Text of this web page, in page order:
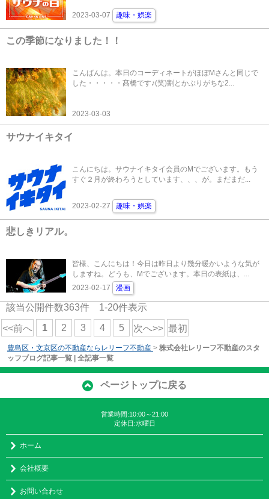
2023-03-07
趣味・娯楽
この季節になりました！！
こんばんは。本日のコーディネートがほぼMさんと同じで
した・・・・・髙橋です♪(笑)割とかぶりがちな2...
2023-03-03
サウナイキタイ
こんにちは。サウナイキタイ会員のMでございます。もう
すぐ２月が終わろうとしています、、、が。まだまだ...
2023-02-27 趣味・娯楽
悲しきリアル。
皆様、こんにちは！今日は昨日より幾分暖かいような気が
しますね。どうも、Mでございます。本日の表紙は、...
2023-02-17
漫画
該当公開件数363件 1-20件表示
<<前へ 1 2 3 4 5 次へ>> 最初
豊島区・文京区の不動産ならレリーフ不動産 > 株式会社レリーフ不動産のスタ
ッフブログ記事一覧 | 全記事一覧
ページトップに戻る
営業時間:10:00～21:00
定休日:水曜日
ホーム
会社概要
お問い合わせ